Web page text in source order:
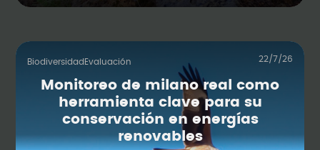
Biodiversidad Evaluación 22/7/26
Monitoreo de milano real como
herramienta clave para su
conservación en energías
renovables